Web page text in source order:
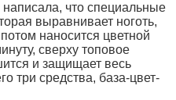
что специальные
выравнивает ноготь,
наносится цветной
сверху топовое
и защищает весь
три средства, база-цвет-